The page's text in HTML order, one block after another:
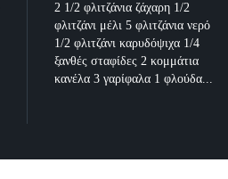
2 1/2 φλιτζάνια ζάχαρη 1/2
φλιτζάνι μέλι 5 φλιτζάνια νερό
1/2 φλιτζάνι καρυδόψιχα 1/4
ξανθές σταφίδες 2 κομμάτια
κανέλα 3 γαρίφαλα 1 φλούδα...